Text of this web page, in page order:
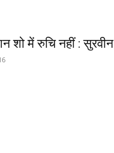
शो में रुचि नहीं : सुरवीन